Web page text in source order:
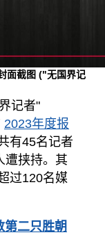
面截图("无国界记
记者"
2023年度报
有45名记者
遭挟持。其
过120名媒
第二只胜朝